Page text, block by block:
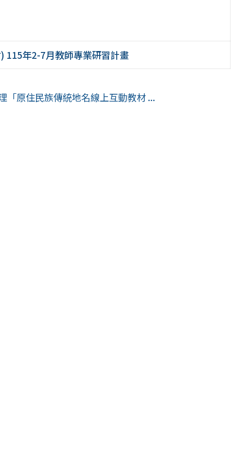
115年2-7月教師專業研習計畫
「原住民族傳統地名線上互動教材 ...